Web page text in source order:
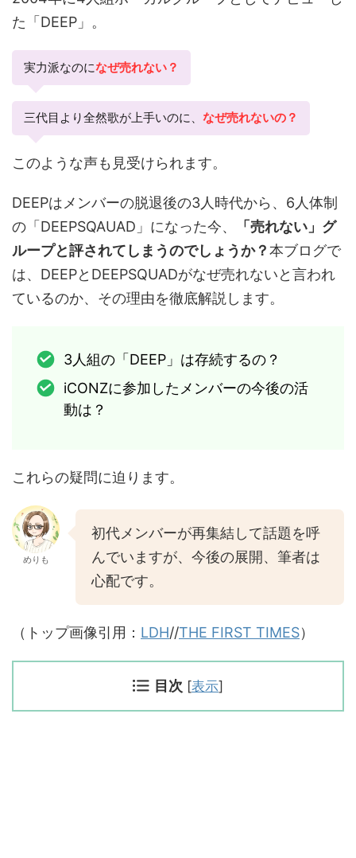
た「DEEP」。
実力派なのになぜ売れない？
三代目より全然歌が上手いのに、なぜ売れないの？
このような声も見受けられます。
DEEPはメンバーの脱退後の3人時代から、6人体制
の「DEEPSQAUAD」になった今、
「売れない」グ
ループと評されてしまうのでしょうか？本ブログで
は、DEEPとDEEPSQUADがなぜ売れないと言われ
ているのか、その理由を徹底解説します。
3人組の「DEEP」は存続するの？
iCONZに参加したメンバーの今後の活
動は？
これらの疑問に迫ります。
めりも
初代メンバーが再集結して話題を呼
んでいますが、今後の展開、筆者は
心配です。
（トップ画像引用： LDH//THE FIRST TIMES）
目次 [表示]